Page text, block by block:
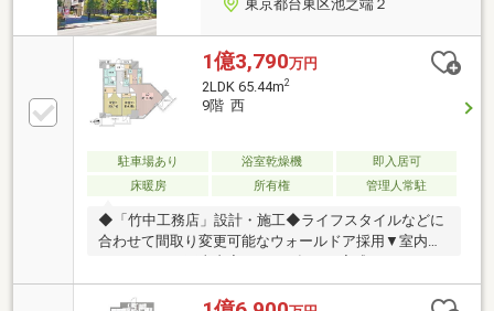
東京都台東区池之端２
1億3,790万円
2LDK 65.44m2
9階 西
駐車場あり 浴室乾燥機
即入居可
床暖房
所有権 管理人常駐
◆「竹中工務店」設計・施工◆ライフスタイルなどに
合わせて間取り変更可能なウォールドア採用▼室内リ
ノベーション工事内容（※2025年10月完成）・システ
ムキッチン交換（ディスポーザー交換、ビルトイン食
洗機交換）・ユニットバス交換（１４１８サイズ採